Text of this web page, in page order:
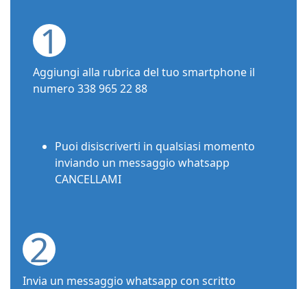
1
Aggiungi alla rubrica del tuo smartphone il
numero 338 965 22 88
Puoi disiscriverti in qualsiasi momento
inviando un messaggio whatsapp
CANCELLAMI
2
Invia un messaggio whatsapp con scritto